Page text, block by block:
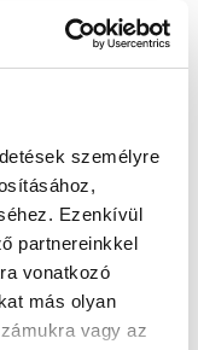
személyre
Ezenkívül
partnereinkkel
vonatkozó
más olyan
vagy az